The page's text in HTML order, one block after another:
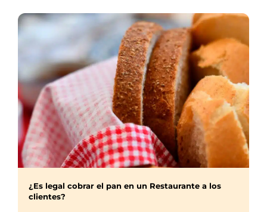
¿Es legal cobrar el pan en un Restaurante a los
clientes?